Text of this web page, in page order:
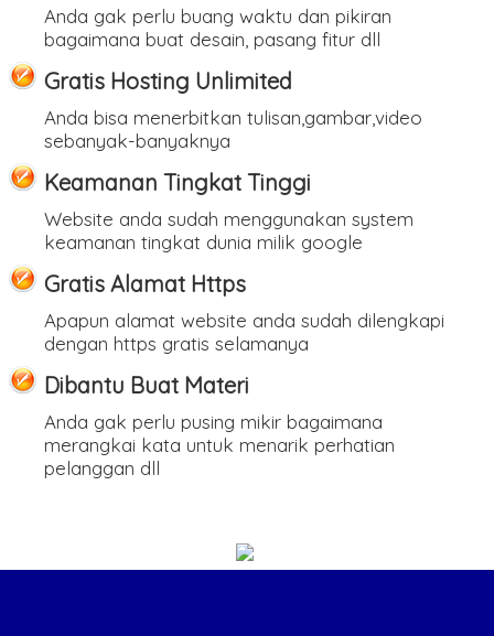
Anda gak perlu buang waktu dan pikiran
bagaimana buat desain, pasang fitur dll
Gratis Hosting Unlimited
Anda bisa menerbitkan tulisan,gambar,video
sebanyak-banyaknya
Keamanan Tingkat Tinggi
Website anda sudah menggunakan system
keamanan tingkat dunia milik google
Gratis Alamat Https
Apapun alamat website anda sudah dilengkapi
dengan https gratis selamanya
Dibantu Buat Materi
Anda gak perlu pusing mikir bagaimana
merangkai kata untuk menarik perhatian
pelanggan dll